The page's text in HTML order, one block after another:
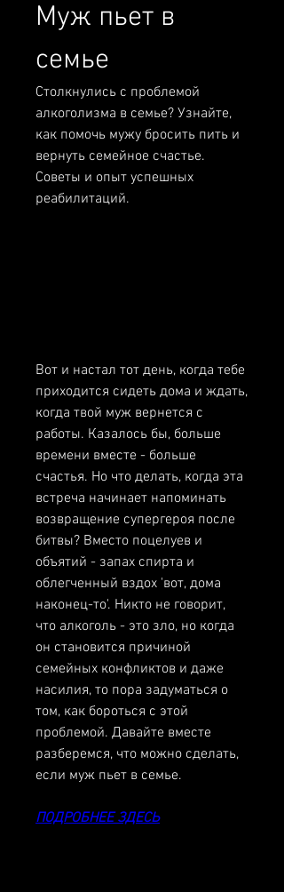
Муж пьет в
семье
Столкнулись с проблемой
алкоголизма в семье? Узнайте,
как помочь мужу бросить пить и
вернуть семейное счастье.
Советы и опыт успешных
реабилитаций.
Вот и настал тот день, когда тебе
приходится сидеть дома и ждать,
когда твой муж вернется с
работы. Казалось бы, больше
времени вместе - больше
счастья. Но что делать, когда эта
встреча начинает напоминать
возвращение супергероя после
битвы? Вместо поцелуев и
объятий - запах спирта и
облегченный вздох 'вот, дома
наконец-то'. Никто не говорит,
что алкоголь - это зло, но когда
он становится причиной
семейных конфликтов и даже
насилия, то пора задуматься о
том, как бороться с этой
проблемой. Давайте вместе
разберемся, что можно сделать,
если муж пьет в семье.
ПОДРОБНЕЕ ЗДЕСЬ